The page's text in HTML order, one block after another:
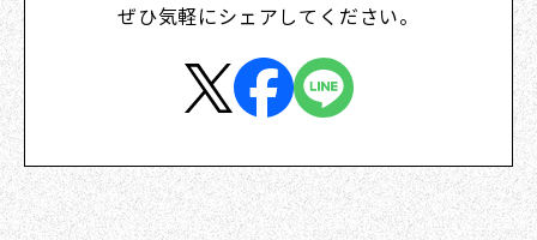
ぜひ気軽にシェアしてください。